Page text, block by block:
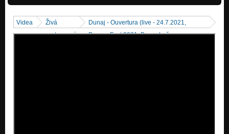
Wahoo
Videa
Živá
vystoupení
Dunaj - Ouvertura (live - 24.7.2021,
PonavaFest 2021, Brno - Luž